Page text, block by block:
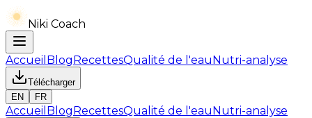
Niki Coach
Accueil BlogRecettesQualité de l'eauNutri-analyse
Télécharger
EN
FR
Accueil BlogRecettesQualité de l'eauNutri-analyse